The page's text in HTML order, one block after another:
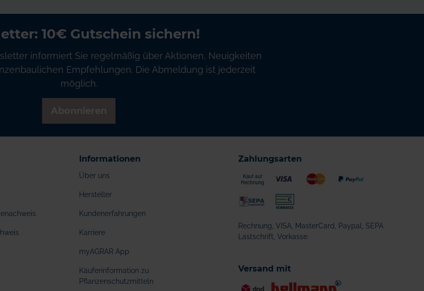
10€ Gutschein sichern!
informiert Sie regelmäßig über Aktionen, Neuigkeiten
Empfehlungen. Die Abmeldung ist jederzeit
möglich.
Informationen
Über uns
Hersteller
Kundenerfahrungen
Karriere
myAGRAR App
Käuferinformation zu
Pflanzenschutzmitteln
Zahlungsarten
Rechnung, VISA, MasterCard, Paypal, SEPA
Lastschrift, Vorkasse
Versand mit